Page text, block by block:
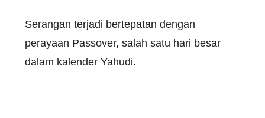
Serangan terjadi bertepatan dengan
perayaan Passover, salah satu hari besar
dalam kalender Yahudi.